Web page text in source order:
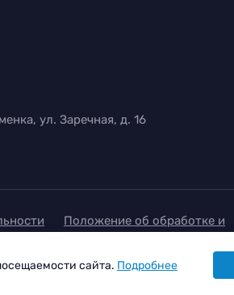
ул. Заречная, д. 16
Положение об обработке и
данных
сайта. Подробнее